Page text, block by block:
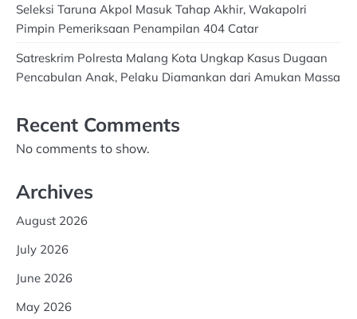
Seleksi Taruna Akpol Masuk Tahap Akhir, Wakapolri
Pimpin Pemeriksaan Penampilan 404 Catar
Satreskrim Polresta Malang Kota Ungkap Kasus Dugaan
Pencabulan Anak, Pelaku Diamankan dari Amukan Massa
Recent Comments
No comments to show.
Archives
August 2026
July 2026
June 2026
May 2026